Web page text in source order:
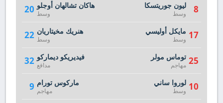
20 هاكان تشالهان أوجلو
وسط
22 هنريك مخيتاريان
وسط
32 فيديريكو ديماركو
مدافع
9 ماركوس تورام
مهاجم
8 ليون جوريتسكا
وسط
17 مايكل أوليسي
وسط
25 توماس مولر
مهاجم
10 لوروا ساني
وسط